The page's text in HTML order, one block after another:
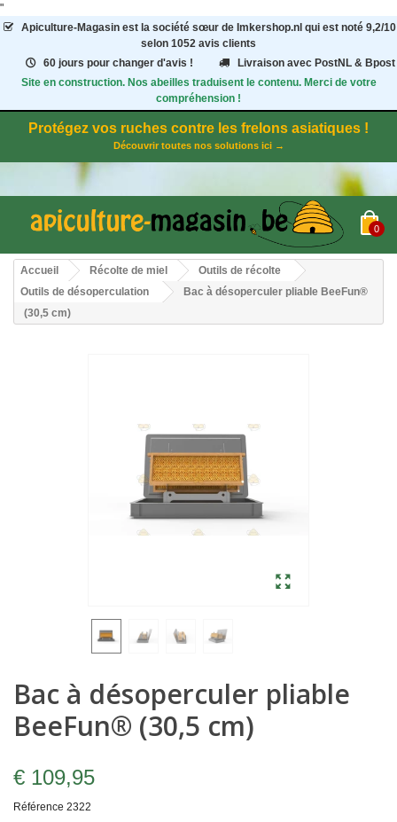
"
Apiculture-Magasinest la société sœur de Imkershop.nl qui est noté 9,2/10
selon 1052 avis clients
60 jours pour changer d'avis !
Livraison avec PostNL & Bpost
Site en construction. Nos abeilles traduisent le contenu. Merci de votre
compréhension !
Protégez vos ruches contre les frelons asiatiques !
Découvrir toutes nos solutions ici →
0
Accueil Récolte de miel
Outils de récolte
Outils de désoperculation
Bac à désoperculer pliable BeeFun®
(30,5 cm)
Bac à désoperculer pliable
BeeFun® (30,5 cm)
€ 109,95
Référence 2322